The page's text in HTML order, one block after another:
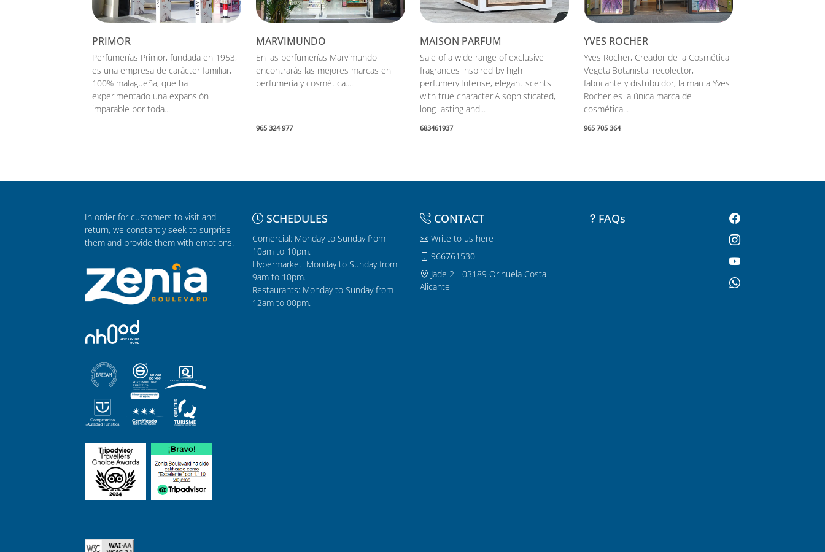
PRIMOR
Perfumerías Primor, fundada en 1953,
es una empresa de carácter familiar,
100% malagueña, que ha
experimentado una expansión
imparable por toda...
MARVIMUNDO
En las perfumerías Marvimundo
encontrarás las mejores marcas en
perfumería y cosmética....
965 324 977
MAISON PARFUM
Sale of a wide range of exclusive
fragrances inspired by high
perfumery.Intense, elegant scents
with true character.A sophisticated,
long-lasting and...
683461937
YVES ROCHER
Yves Rocher, Creador de la Cosmética
VegetalBotanista, recolector,
fabricante y distribuidor, la marca Yves
Rocher es la única marca de
cosmética...
965 705 364
In order for customers to visit and
return, we constantly seek to surprise
them and provide them with emotions.
SCHEDULES
Comercial: Monday to Sunday from
10am to 10pm.
Hypermarket: Monday to Sunday from
9am to 10pm.
Restaurants: Monday to Sunday from
12am to 00pm.
CONTACT
Write to us here
966761530
Jade 2 - 03189 Orihuela Costa -
Alicante
FAQs